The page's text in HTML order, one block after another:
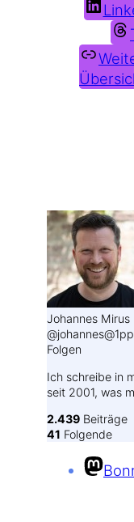
Johannes Mirus
Folgen
Ich schreibe in
seit 2001, was
2.439 Beiträge
41 Folgende